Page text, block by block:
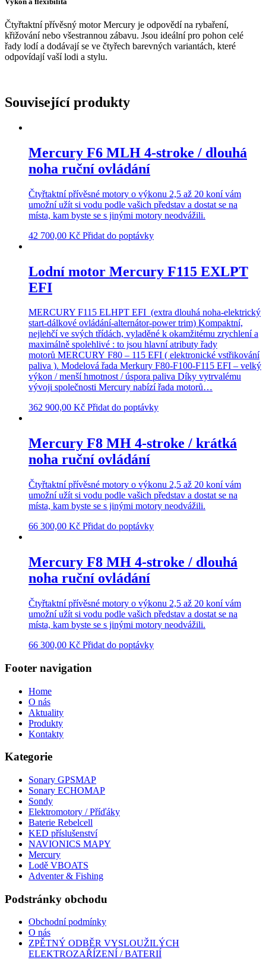
Čtyřtaktní přívěsný motor Mercury je odpovědí na rybaření,
křižování nebo všestrannou zábavu. Jsou ideální pro pohon celé
řady lodí a dodávají se ve čtyřech barevných variantách, které
odpovídají vaší lodi a stylu.
Související produkty
Mercury F6 MLH 4-stroke / dlouhá
noha ruční ovládání
Čtyřtaktní přívěsné motory o výkonu 2,5 až 20 koní vám
umožní užít si vodu podle vašich představ a dostat se na
místa, kam byste se s jinými motory neodvážili.
42 700,00 Kč Přidat do poptávky
Lodní motor Mercury F115 EXLPT
EFI
MERCURY F115 ELHPT EFI (extra dlouhá noha-elektrický
start-dálkové ovládání-alternátor-power trim) Kompaktní,
nejlehčí ve svých třídách, vyladěné k okamžitému zrychlení a
maximálně spolehlivé : to jsou hlavní atributy řady
motorů MERCURY F80 – 115 EFI ( elektronické vstřikování
paliva ). Modelová řada Merkury F80-F100-F115 EFI – velký
výkon / menší hmotnost / úspora paliva Díky vytrvalému
vývoji společnosti Mercury nabízí řada motorů…
362 900,00 Kč Přidat do poptávky
Mercury F8 MH 4-stroke / krátká
noha ruční ovládání
Čtyřtaktní přívěsné motory o výkonu 2,5 až 20 koní vám
umožní užít si vodu podle vašich představ a dostat se na
místa, kam byste se s jinými motory neodvážili.
66 300,00 Kč Přidat do poptávky
Mercury F8 MH 4-stroke / dlouhá
noha ruční ovládání
Čtyřtaktní přívěsné motory o výkonu 2,5 až 20 koní vám
umožní užít si vodu podle vašich představ a dostat se na
místa, kam byste se s jinými motory neodvážili.
66 300,00 Kč Přidat do poptávky
Footer navigation
Home
O nás
Aktuality
Produkty
Kontakty
Kategorie
Sonary GPSMAP
Sonary ECHOMAP
Sondy
Elektromotory / Příďáky
Baterie Rebelcell
KED příslušenství
NAVIONICS MAPY
Mercury
Lodě VBOATS
Adventer & Fishing
Podstránky obchodu
Obchodní podmínky
O nás
ZPĚTNÝ ODBĚR VYSLOUŽILÝCH
ELEKTROZAŘÍZENÍ / BATERIÍ